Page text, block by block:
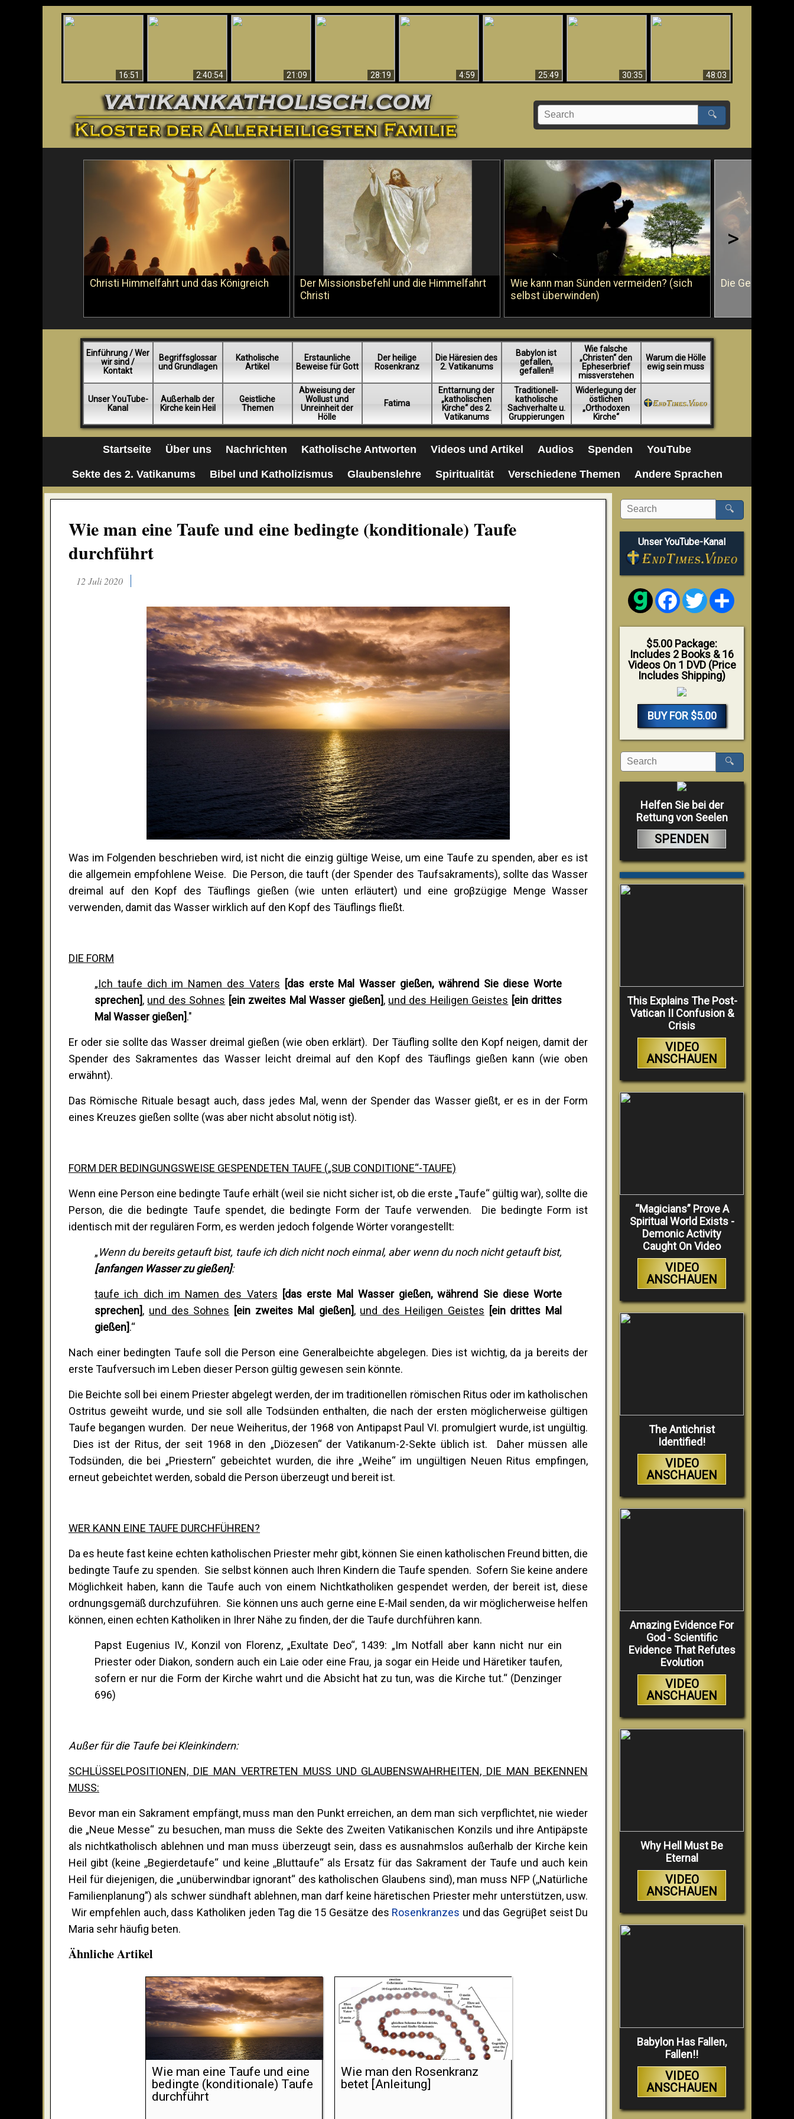
16:51
2:40:54
21:09
28:19
4:59
25:49 30:35
48:03
🔍
Christi Himmelfahrt und das Königreich
Der Missionsbefehl und die Himmelfahrt
Christi
Wie kann man Sünden vermeiden? (sich
selbst überwinden)
Die Geißelung
>
Einführung / Wer
wir sind /
Kontakt
Begriffsglossar
und Grundlagen
Katholische
Artikel
Erstaunliche
Beweise für Gott
Der heilige
Rosenkranz
Die Häresien des
2. Vatikanums
Babylon ist
gefallen,
gefallen!!
Wie falsche
„Christen“ den
Epheserbrief
missverstehen
Warum die Hölle
ewig sein muss
Unser YouTube-
Kanal
Außerhalb der
Kirche kein Heil
Geistliche
Themen
Abweisung der
Wollust und
Unreinheit der
Hölle
Fatima
Enttarnung der
„katholischen
Kirche“ des 2.
Vatikanums
Traditionell-
katholische
Sachverhalte u.
Gruppierungen
Widerlegung der
östlichen
„Orthodoxen
Kirche“
Startseite Über uns Nachrichten Katholische Antworten Videos und Artikel Audios Spenden YouTube
Sekte des 2. Vatikanums Bibel und Katholizismus Glaubenslehre Spiritualität Verschiedene Themen Andere Sprachen
Wie man eine Taufe und eine bedingte (konditionale) Taufe
durchführt
12 Juli 2020
Was im Folgenden beschrieben wird, ist nicht die einzig gültige Weise, um eine Taufe zu spenden, aber es ist
die allgemein empfohlene Weise. Die Person, die tauft (der Spender des Taufsakraments), sollte das Wasser
dreimal auf den Kopf des Täuflings gießen (wie unten erläutert) und eine groβzügige Menge Wasser
verwenden, damit das Wasser wirklich auf den Kopf des Täuflings fließt.
DIE FORM
„Ich taufe dich im Namen des Vaters [das erste Mal Wasser gießen, während Sie diese Worte
sprechen], und des Sohnes [ein zweites Mal Wasser gießen], und des Heiligen Geistes [ein drittes
Mal Wasser gießen]."
Er oder sie sollte das Wasser dreimal gießen (wie oben erklärt). Der Täufling sollte den Kopf neigen, damit der
Spender des Sakramentes das Wasser leicht dreimal auf den Kopf des Täuflings gießen kann (wie oben
erwähnt).
Das Römische Rituale besagt auch, dass jedes Mal, wenn der Spender das Wasser gießt, er es in der Form
eines Kreuzes gießen sollte (was aber nicht absolut nötig ist).
FORM DER BEDINGUNGSWEISE GESPENDETEN TAUFE („SUB CONDITIONE“-TAUFE)
Wenn eine Person eine bedingte Taufe erhält (weil sie nicht sicher ist, ob die erste „Taufe“ gültig war), sollte die
Person, die die bedingte Taufe spendet, die bedingte Form der Taufe verwenden. Die bedingte Form ist
identisch mit der regulären Form, es werden jedoch folgende Wörter vorangestellt:
„Wenn du bereits getauft bist, taufe ich dich nicht noch einmal, aber wenn du noch nicht getauft bist,
[anfangen Wasser zu gießen]:
taufe ich dich im Namen des Vaters [das erste Mal Wasser gießen, während Sie diese Worte
sprechen], und des Sohnes [ein zweites Mal gießen], und des Heiligen Geistes [ein drittes Mal
gießen].“
Nach einer bedingten Taufe soll die Person eine Generalbeichte abgelegen. Dies ist wichtig, da ja bereits der
erste Taufversuch im Leben dieser Person gültig gewesen sein könnte.
Die Beichte soll bei einem Priester abgelegt werden, der im traditionellen römischen Ritus oder im katholischen
Ostritus geweiht wurde, und sie soll alle Todsünden enthalten, die nach der ersten möglicherweise gültigen
Taufe begangen wurden. Der neue Weiheritus, der 1968 von Antipapst Paul VI. promulgiert wurde, ist ungültig.
Dies ist der Ritus, der seit 1968 in den „Diözesen“ der Vatikanum-2-Sekte üblich ist. Daher müssen alle
Todsünden, die bei „Priestern“ gebeichtet wurden, die ihre „Weihe“ im ungültigen Neuen Ritus empfingen,
erneut gebeichtet werden, sobald die Person überzeugt und bereit ist.
WER KANN EINE TAUFE DURCHFÜHREN?
Da es heute fast keine echten katholischen Priester mehr gibt, können Sie einen katholischen Freund bitten, die
bedingte Taufe zu spenden. Sie selbst können auch Ihren Kindern die Taufe spenden. Sofern Sie keine andere
Möglichkeit haben, kann die Taufe auch von einem Nichtkatholiken gespendet werden, der bereit ist, diese
ordnungsgemäß durchzuführen. Sie können uns auch gerne eine E-Mail senden, da wir möglicherweise helfen
können, einen echten Katholiken in Ihrer Nähe zu finden, der die Taufe durchführen kann.
Papst Eugenius IV., Konzil von Florenz, „Exultate Deo“, 1439: „Im Notfall aber kann nicht nur ein
Priester oder Diakon, sondern auch ein Laie oder eine Frau, ja sogar ein Heide und Häretiker taufen,
sofern er nur die Form der Kirche wahrt und die Absicht hat zu tun, was die Kirche tut.“ (Denzinger
696)
Außer für die Taufe bei Kleinkindern:
SCHLÜSSELPOSITIONEN, DIE MAN VERTRETEN MUSS UND GLAUBENSWAHRHEITEN, DIE MAN BEKENNEN
MUSS:
Bevor man ein Sakrament empfängt, muss man den Punkt erreichen, an dem man sich verpflichtet, nie wieder
die „Neue Messe“ zu besuchen, man muss die Sekte des Zweiten Vatikanischen Konzils und ihre Antipäpste
als nichtkatholisch ablehnen und man muss überzeugt sein, dass es ausnahmslos außerhalb der Kirche kein
Heil gibt (keine ,,Begierdetaufe‘‘ und keine ,,Bluttaufe‘‘ als Ersatz für das Sakrament der Taufe und auch kein
Heil für diejenigen, die „unüberwindbar ignorant“ des katholischen Glaubens sind), man muss NFP (,,Natürliche
Familienplanung’‘) als schwer sündhaft ablehnen, man darf keine häretischen Priester mehr unterstützen, usw.
Wir empfehlen auch, dass Katholiken jeden Tag die 15 Gesätze des Rosenkranzes und das Gegrüβet seist Du
Maria sehr häufig beten.
Ähnliche Artikel
Wie man eine Taufe und eine
bedingte (konditionale) Taufe
durchführt
Wie man den Rosenkranz
betet [Anleitung]
🔍
Unser YouTube-Kanal
FacebookTwitter
$5.00 Package:
Includes 2 Books & 16
Videos On 1 DVD (Price
Includes Shipping)
BUY FOR $5.00
🔍
Helfen Sie bei der
Rettung von Seelen
SPENDEN
This Explains The Post-
Vatican II Confusion &
Crisis
VIDEO
ANSCHAUEN
“Magicians” Prove A
Spiritual World Exists -
Demonic Activity
Caught On Video
VIDEO
ANSCHAUEN
The Antichrist
Identified!
VIDEO
ANSCHAUEN
Amazing Evidence For
God - Scientific
Evidence That Refutes
Evolution
VIDEO
ANSCHAUEN
Why Hell Must Be
Eternal
VIDEO
ANSCHAUEN
Babylon Has Fallen,
Fallen!!
VIDEO
ANSCHAUEN